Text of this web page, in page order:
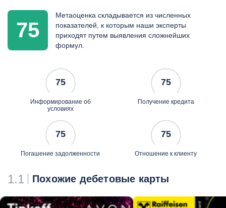
75
Метаоценка складывается из численных
показателей, к которым наши эксперты
приходят путем выявления сложнейших
формул.
75
Информирование об
условиях
75
Получение кредита
75
Погашение задолженности
75
Отношение к клиенту
1.1 Похожие дебетовые карты